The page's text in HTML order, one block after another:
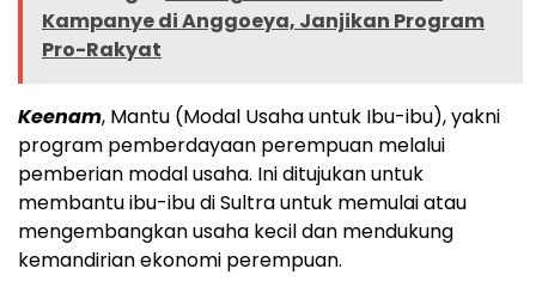
Kampanye di Anggoeya, Janjikan Program
Pro-Rakyat
Keenam, Mantu (Modal Usaha untuk Ibu-ibu), yakni
program pemberdayaan perempuan melalui
pemberian modal usaha. Ini ditujukan untuk
membantu ibu-ibu di Sultra untuk memulai atau
mengembangkan usaha kecil dan mendukung
kemandirian ekonomi perempuan.